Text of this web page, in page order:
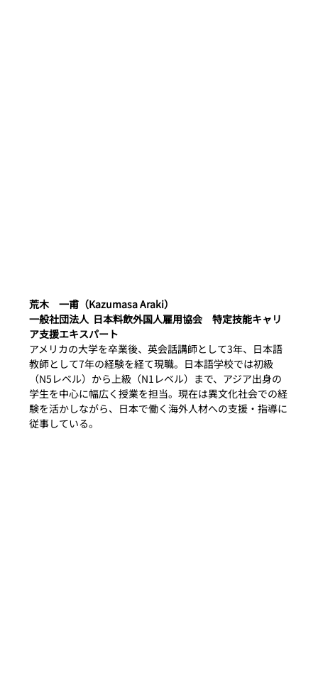
荒木　一甫（Kazumasa Araki）
一般社団法人  日本料飲外国人雇用協会　特定技能キャリ
ア支援エキスパート
アメリカの大学を卒業後、英会話講師として3年、日本語
教師として7年の経験を経て現職。日本語学校では初級
（N5レベル）から上級（N1レベル）まで、アジア出身の
学生を中心に幅広く授業を担当。現在は異文化社会での経
験を活かしながら、日本で働く海外人材への支援・指導に
従事している。